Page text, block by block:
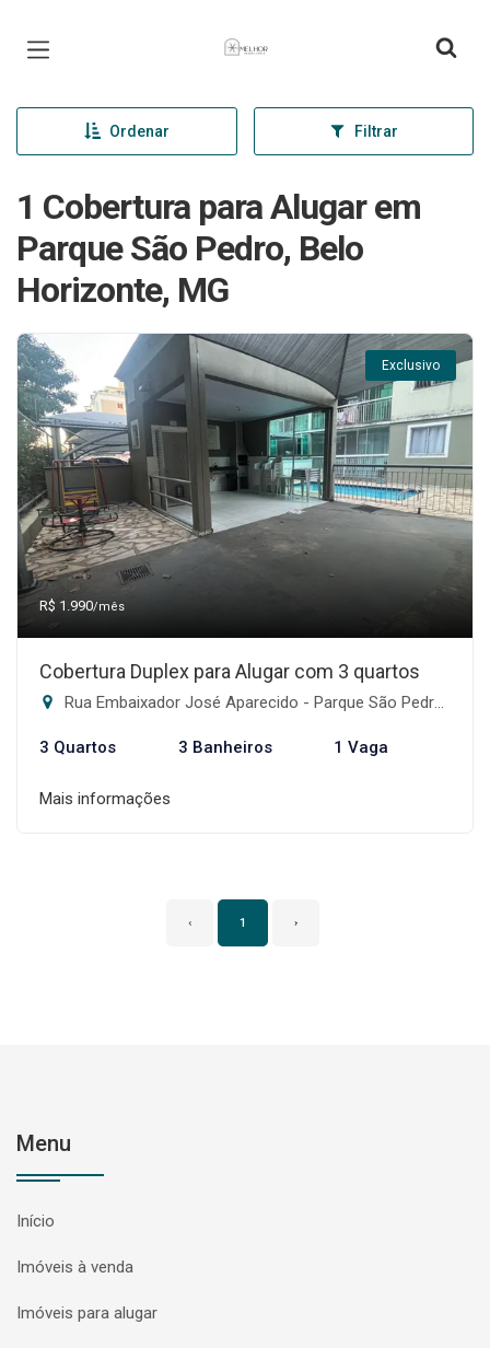
Página inicial
Ordenar Filtrar
1 Cobertura para Alugar em
Parque São Pedro, Belo
Horizonte, MG
Exclusivo
R$ 1.990/mês
Cobertura Duplex para Alugar com 3 quartos
Rua Embaixador José Aparecido - Parque São Pedro, Belo Horizonte-MG
3 Quartos 3 Banheiros 1 Vaga
Mais informações
‹ 1 ›
Menu
Início
Imóveis à venda
Imóveis para alugar